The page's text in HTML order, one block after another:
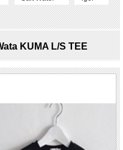
KUMA L/S TEE